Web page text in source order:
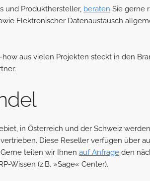
und Produkthersteller, beraten Sie gerne
Elektronischer Datenaustausch
aus vielen Projekten steckt in den
in Österreich und der Schweiz
Diese Reseller verfügen über
teilen wir Ihnen auf Anfrage den
Wissen (z.B. »Sage« Center).